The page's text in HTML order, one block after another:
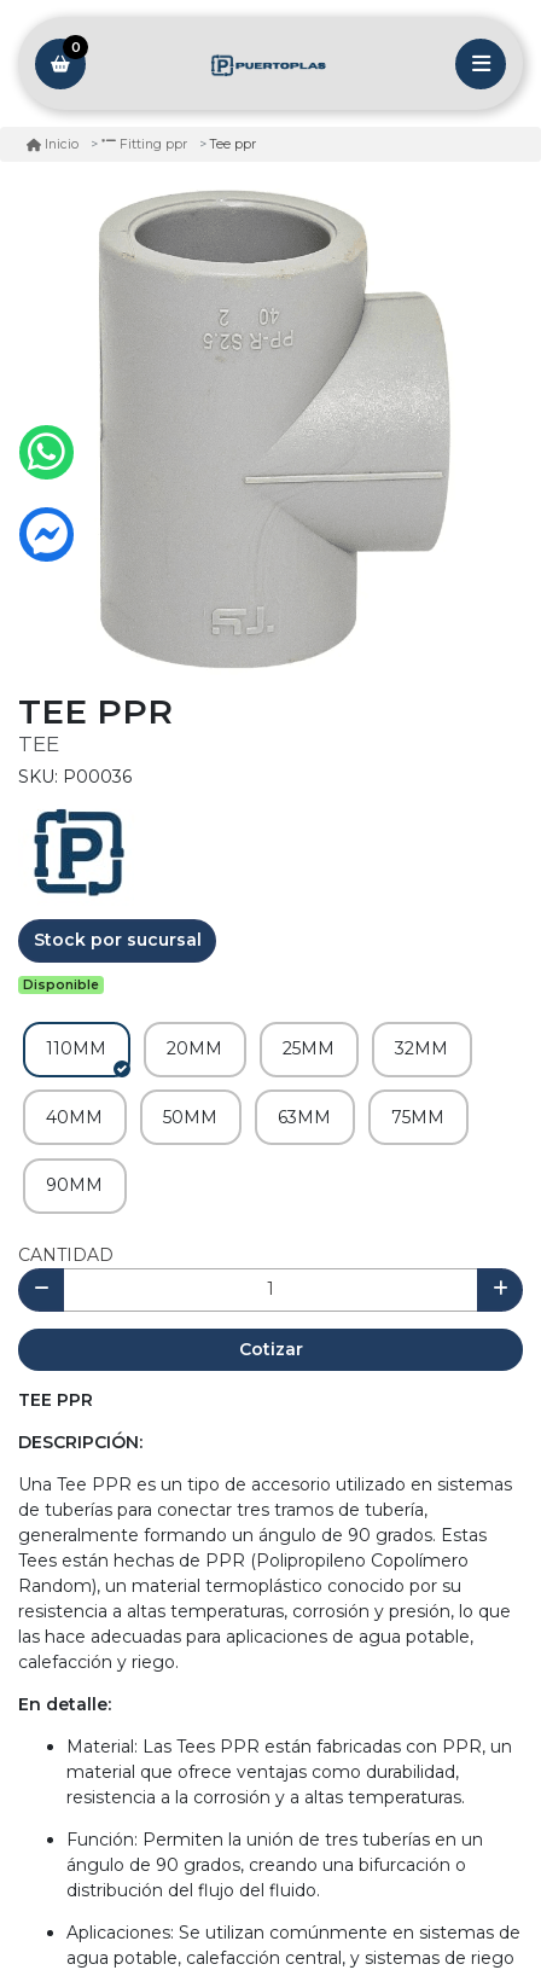
0
Inicio Fitting ppr Tee ppr
TEE PPR
TEE
SKU: P00036
Stock por sucursal
Disponible
110MM 20MM 25MM 32MM
40MM 50MM 63MM 75MM
90MM
CANTIDAD
Cotizar
TEE PPR
DESCRIPCIÓN:
Una Tee PPR es un tipo de accesorio utilizado en sistemas
de tuberías para conectar tres tramos de tubería,
generalmente formando un ángulo de 90 grados. Estas
Tees están hechas de PPR (Polipropileno Copolímero
Random), un material termoplástico conocido por su
resistencia a altas temperaturas, corrosión y presión, lo que
las hace adecuadas para aplicaciones de agua potable,
calefacción y riego.
En detalle:
Material: Las Tees PPR están fabricadas con PPR, un
material que ofrece ventajas como durabilidad,
resistencia a la corrosión y a altas temperaturas.
Función: Permiten la unión de tres tuberías en un
ángulo de 90 grados, creando una bifurcación o
distribución del flujo del fluido.
Aplicaciones: Se utilizan comúnmente en sistemas de
agua potable, calefacción central, y sistemas de riego